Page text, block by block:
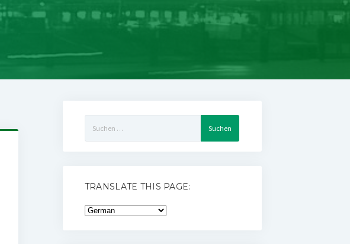
nach:
TRANSLATE THIS PAGE: